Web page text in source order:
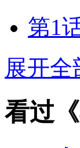
第1
展开全
看过